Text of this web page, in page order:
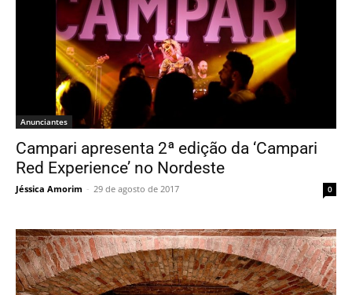
Anunciantes
Campari apresenta 2ª edição da ‘Campari
Red Experience’ no Nordeste
Jéssica Amorim - 29 de agosto de 2017 0